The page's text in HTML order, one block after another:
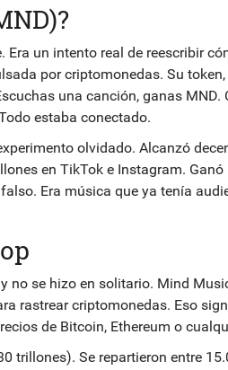
un intento real de reescribir
por criptomonedas. Su
una canción, ganas
estaba conectado.
olvidado. Alcanzó
en TikTok e Instagram.
Era música que ya tenía
no se hizo en solitario. Mind
rastrear criptomonedas. Eso
de Bitcoin, Ethereum o
trillones). Se repartieron entre